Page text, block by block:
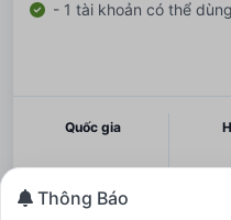
- 1 tài khoản có thể
Quốc gia
Thông Báo